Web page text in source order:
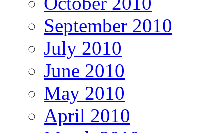
September 2010
July 2010
June 2010
May 2010
April 2010